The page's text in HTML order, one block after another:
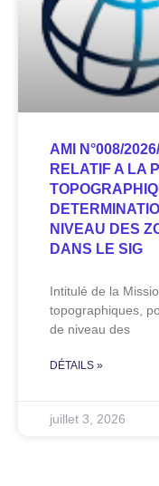
AMI N°008/
RELATIF A LA
NIVEAU DES
DANS LE SIG
Intitulé de la
topographiques,
de niveau des
DÉTAILS »
juillet 3, 2026